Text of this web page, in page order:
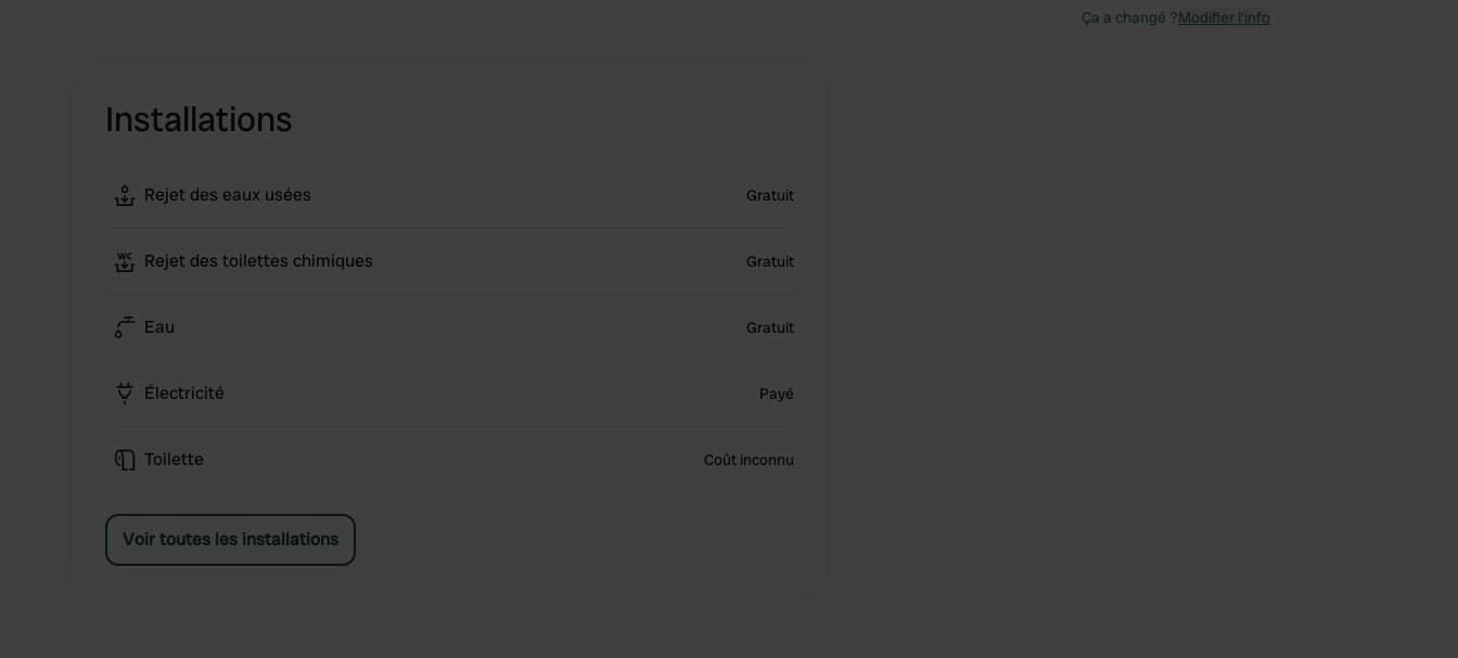
Installations
Rejet des eaux usées Gratuit
Rejet des toilettes chimiques Gratuit
Eau Gratuit
Électricité Payé
Toilette Coût inconnu
Voir toutes les installations
Ça a changé ?Modifier l’info